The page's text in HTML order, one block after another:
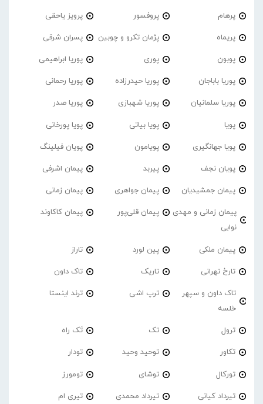
پرهام پروفسور پرویز یاحقی
پریماه پژمان تکرو و چوبین پسران شرقی
پوبون پوری پوریا ابراهیمی
پوریا باباجان پوریا حیدرزاده پوریا رحمانی
پوریا سلمانیان پوریا شهبازی پوریا صدر
پویا پویا بیاتی پویا پورخانی
پویا جهانگیری پویامون پویان فیلینگ
پویان نجف پیربد پیمان اشرفی
پیمان جمشیدیان پیمان جواهری پیمان زمانی
پیمان زمانی و مهدی
نوابی
پیمان قلی‌پور پیمان کاکاوند
پیمان ملکی پین لورد تاراز
تارخ تهرانی تاریک تاک داون
تاک داون و سپهر
خلسه
ترپ اشی ترند اینستا
ترول تک تَک راه
تکاور توحید وحید تودار
تورکال توشای تومورز
تیرداد کیانی تیرداد محمدی تیری ام